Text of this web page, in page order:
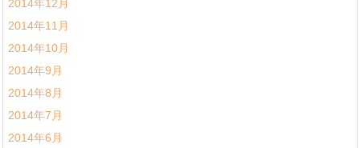
2014年12月
2014年11月
2014年10月
2014年9月
2014年8月
2014年7月
2014年6月